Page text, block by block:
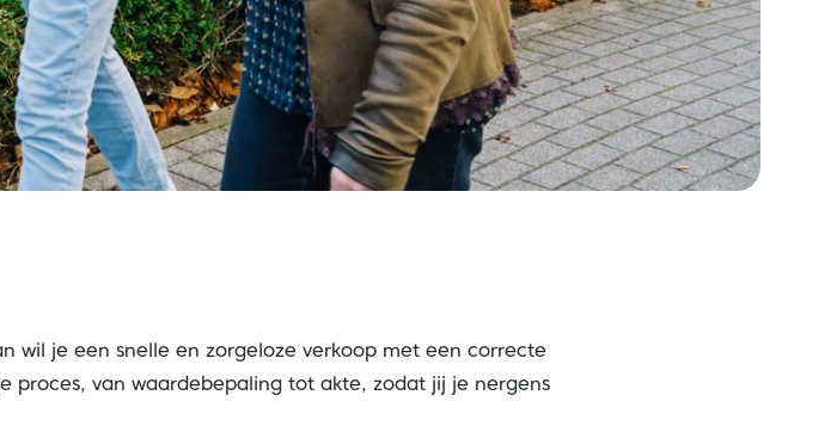
wil je een snelle en zorgeloze verkoop met een correcte
proces, van waardebepaling tot akte, zodat jij je nergens